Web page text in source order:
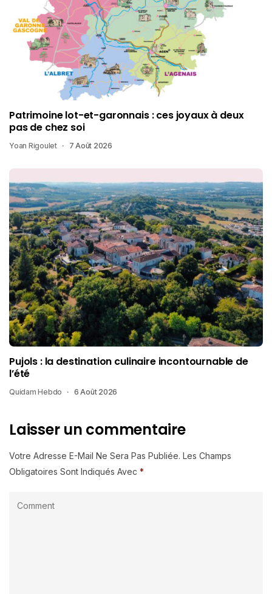
Patrimoine lot-et-garonnais : ces joyaux à deux
pas de chez soi
Yoan Rigoulet 7 Août 2026
Pujols : la destination culinaire incontournable de
l’été
Quidam Hebdo 6 Août 2026
Laisser un commentaire
Votre Adresse E-Mail Ne Sera Pas Publiée. Les Champs
Obligatoires Sont Indiqués Avec *